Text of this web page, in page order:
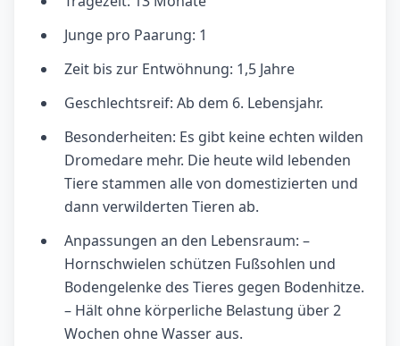
Junge pro Paarung: 1
Zeit bis zur Entwöhnung: 1,5 Jahre
Geschlechtsreif: Ab dem 6. Lebensjahr.
Besonderheiten: Es gibt keine echten wilden
Dromedare mehr. Die heute wild lebenden
Tiere stammen alle von domestizierten und
dann verwilderten Tieren ab.
Anpassungen an den Lebensraum: –
Hornschwielen schützen Fußsohlen und
Bodengelenke des Tieres gegen Bodenhitze.
– Hält ohne körperliche Belastung über 2
Wochen ohne Wasser aus.